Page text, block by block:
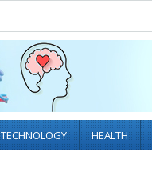
TECHNOLOGY HEALTH